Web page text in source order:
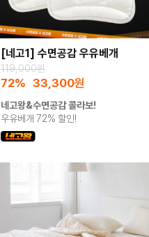
[네고1] 수면공감 우유베개
119,000원
72% 33,300원
네고왕&수면공감 콜라보!
우유베개 72% 할인!